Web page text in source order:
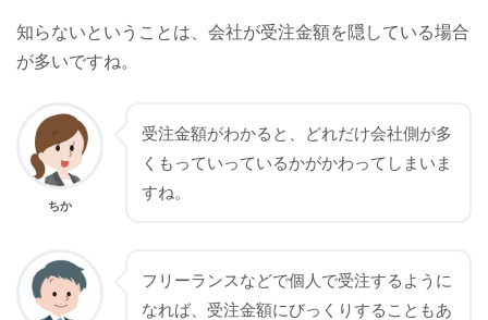
知らないということは、会社が受注金額を隠している場合
が多いですね。
ちか
受注金額がわかると、どれだけ会社側が多
くもっていっているかがかわってしまいま
すね。
フリーランスなどで個人で受注するように
なれば、受注金額にびっくりすることもあ